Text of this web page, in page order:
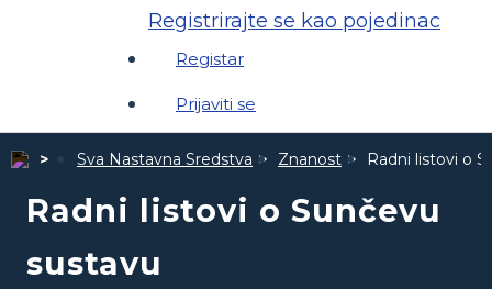
Registrirajte se kao pojedinac
Registar
Prijaviti se
Sva Nastavna Sredstva Znanost Radni listovi o
Radni listovi o Sunčevu
sustavu